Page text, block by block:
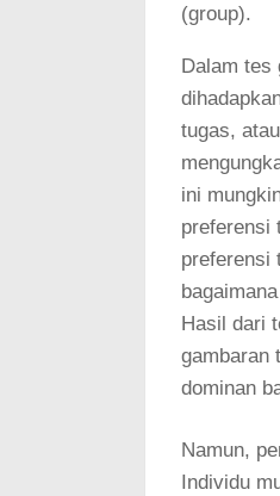
(group).
Dalam tes
tugas,
ini
preferensi
preferensi
Hasil dari
gambaran
dominan
Namun,
Individu